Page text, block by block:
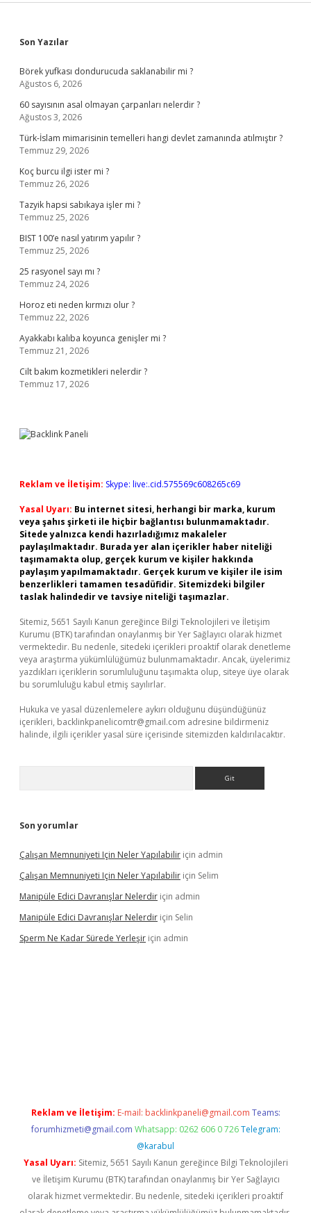
Sidebar
Son Yazılar
Börek yufkası dondurucuda saklanabilir mi ?
Ağustos 6, 2026
60 sayısının asal olmayan çarpanları nelerdir ?
Ağustos 3, 2026
Türk-İslam mimarisinin temelleri hangi devlet zamanında atılmıştır ?
Temmuz 29, 2026
Koç burcu ilgi ister mi ?
Temmuz 26, 2026
Tazyik hapsi sabıkaya işler mi ?
Temmuz 25, 2026
BIST 100’e nasıl yatırım yapılır ?
Temmuz 25, 2026
25 rasyonel sayı mı ?
Temmuz 24, 2026
Horoz eti neden kırmızı olur ?
Temmuz 22, 2026
Ayakkabı kalıba koyunca genişler mi ?
Temmuz 21, 2026
Cilt bakım kozmetikleri nelerdir ?
Temmuz 17, 2026
Reklam ve İletişim: Skype: live:.cid.575569c608265c69
Yasal Uyarı: Bu internet sitesi, herhangi bir marka, kurum
veya şahıs şirketi ile hiçbir bağlantısı bulunmamaktadır.
Sitede yalnızca kendi hazırladığımız makaleler
paylaşılmaktadır. Burada yer alan içerikler haber niteliği
taşımamakta olup, gerçek kurum ve kişiler hakkında
paylaşım yapılmamaktadır. Gerçek kurum ve kişiler ile isim
benzerlikleri tamamen tesadüfidir. Sitemizdeki bilgiler
taslak halindedir ve tavsiye niteliği taşımazlar.
Sitemiz, 5651 Sayılı Kanun gereğince Bilgi Teknolojileri ve İletişim
Kurumu (BTK) tarafından onaylanmış bir Yer Sağlayıcı olarak hizmet
vermektedir. Bu nedenle, sitedeki içerikleri proaktif olarak denetleme
veya araştırma yükümlülüğümüz bulunmamaktadır. Ancak, üyelerimiz
yazdıkları içeriklerin sorumluluğunu taşımakta olup, siteye üye olarak
bu sorumluluğu kabul etmiş sayılırlar.
Hukuka ve yasal düzenlemelere aykırı olduğunu düşündüğünüz
içerikleri, backlinkpanelicomtr@gmail.com adresine bildirmeniz
halinde, ilgili içerikler yasal süre içerisinde sitemizden kaldırılacaktır.
Son yorumlar
Çalışan Memnuniyeti Için Neler Yapılabilir için admin
Çalışan Memnuniyeti Için Neler Yapılabilir için Selim
Manipüle Edici Davranışlar Nelerdir için admin
Manipüle Edici Davranışlar Nelerdir için Selin
Sperm Ne Kadar Sürede Yerleşir için admin
Reklam ve İletişim: E-mail: backlinkpaneli@gmail.com Teams:
forumhizmeti@gmail.com Whatsapp: 0262 606 0 726 Telegram:
@karabul
Yasal Uyarı: Sitemiz, 5651 Sayılı Kanun gereğince Bilgi Teknolojileri
ve İletişim Kurumu (BTK) tarafından onaylanmış bir Yer Sağlayıcı
olarak hizmet vermektedir. Bu nedenle, sitedeki içerikleri proaktif